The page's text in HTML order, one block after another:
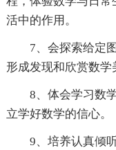
活中的作用。
7、会探索给定
形成发现和欣赏数学
8、体会学习数
立学好数学的信心。
9、培养认真倾